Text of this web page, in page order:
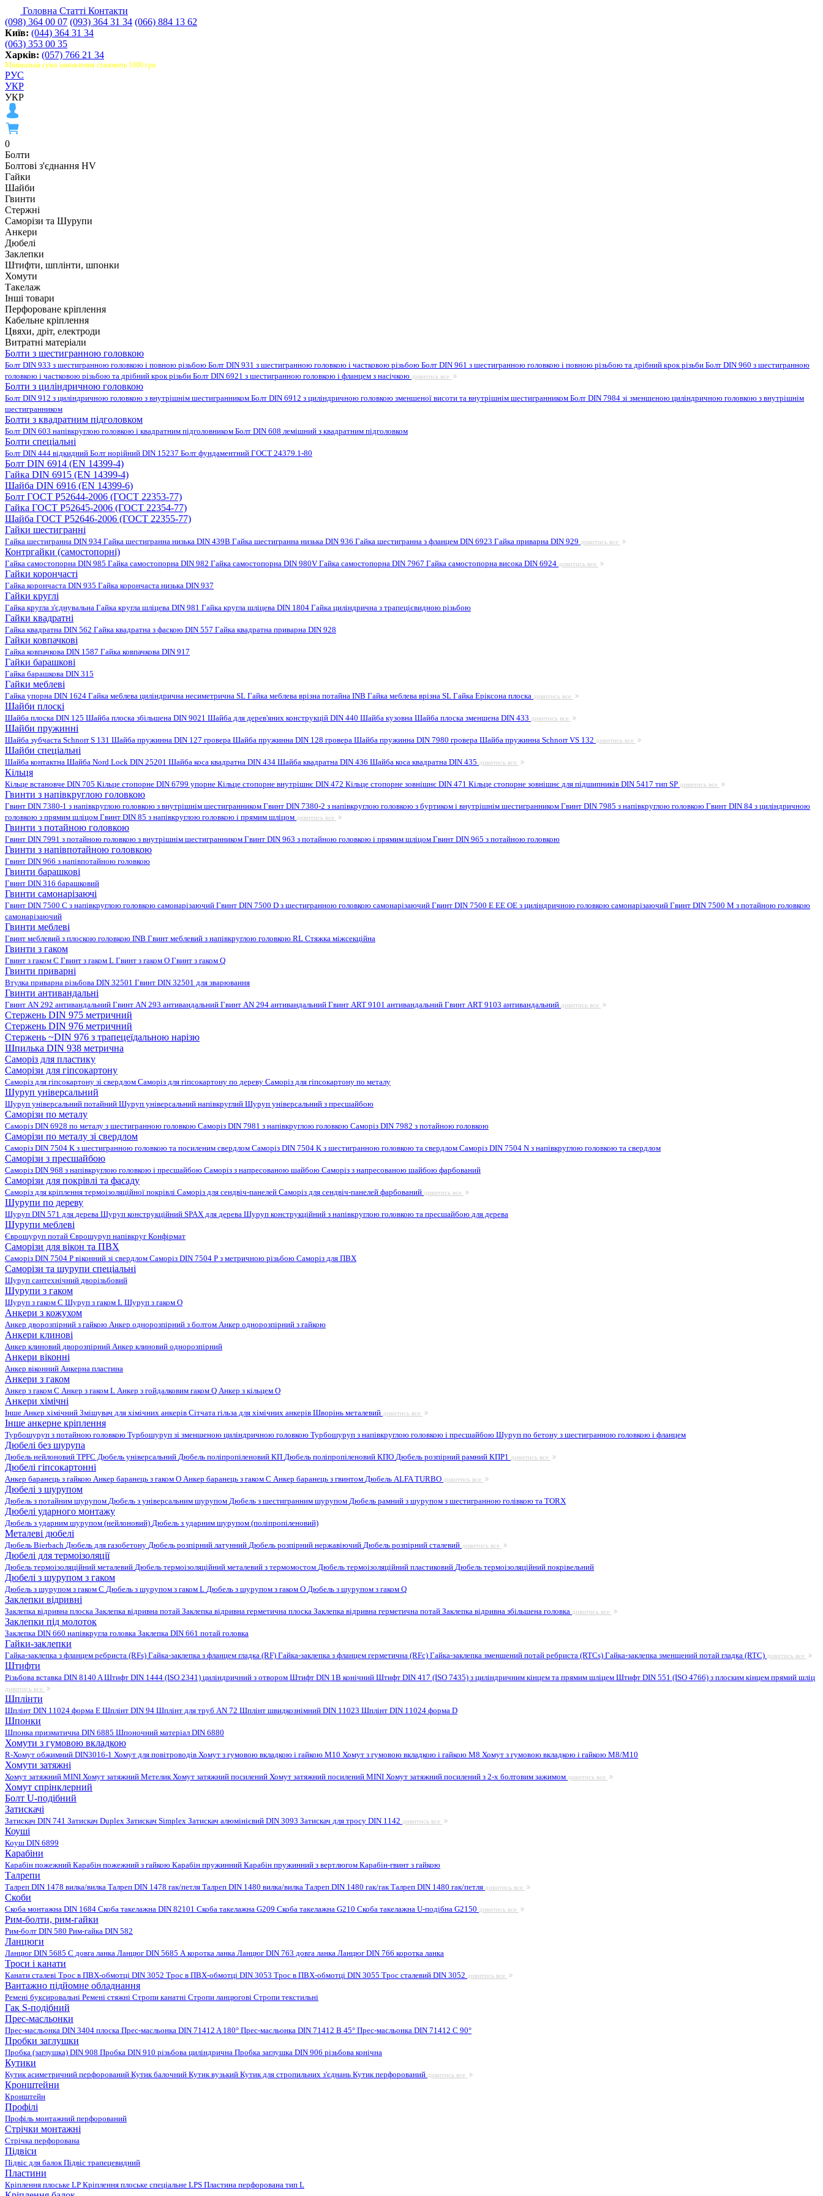
Головна Статті Контакти
(098) 364 00 07 (093) 364 31 34 (066) 884 13 62
Київ: (044) 364 31 34
(063) 353 00 35
Харків: (057) 766 21 34
Мінімальна сума замовлення становить 1000 грн
РУС
УКР
УКР
0
Болти
Болтові з'єднання HV
Гайки
Шайби
Гвинти
Стержні
Саморізи та Шурупи
Анкери
Дюбелі
Заклепки
Штифти, шплінти, шпонки
Хомути
Такелаж
Інші товари
Перфороване кріплення
Кабельне кріплення
Цвяхи, дріт, електроди
Витратні матеріали
Болти з шестигранною головкою
Болт DIN 933 з шестигранною головкою і повною різьбою Болт DIN 931 з шестигранною головкою і частковою різьбою Болт DIN 961 з шестигранною головкою і повною різьбою та дрібний крок різьби Болт DIN 960 з шестигранною
головкою і частковою різьбою та дрібний крок різьби Болт DIN 6921 з шестигранною головкою і фланцем з насічкою дивитись все
Болти з циліндричною головкою
Болт DIN 912 з циліндричною головкою з внутрішнім шестигранником Болт DIN 6912 з циліндричною головкою зменшеної висоти та внутрішнім шестигранником Болт DIN 7984 зі зменшеною циліндричною головкою з внутрішнім
шестигранником
Болти з квадратним підголовком
Болт DIN 603 напівкруглою головкою і квадратним підголовником Болт DIN 608 лемішний з квадратним підголовком
Болти спеціальні
Болт DIN 444 відкидний Болт норійний DIN 15237 Болт фундаментний ГОСТ 24379.1-80
Болт DIN 6914 (EN 14399-4)
Гайка DIN 6915 (EN 14399-4)
Шайба DIN 6916 (EN 14399-6)
Болт ГОСТ Р52644-2006 (ГОСТ 22353-77)
Гайка ГОСТ Р52645-2006 (ГОСТ 22354-77)
Шайба ГОСТ Р52646-2006 (ГОСТ 22355-77)
Гайки шестигранні
Гайка шестигранна DIN 934 Гайка шестигранна низька DIN 439B Гайка шестигранна низька DIN 936 Гайка шестигранна з фланцем DIN 6923 Гайка приварна DIN 929 дивитись все
Контргайки (самостопорні)
Гайка самостопорна DIN 985 Гайка самостопорна DIN 982 Гайка самостопорна DIN 980V Гайка самостопорна DIN 7967 Гайка самостопорна висока DIN 6924 дивитись все
Гайки корончасті
Гайка корончаста DIN 935 Гайка корончаста низька DIN 937
Гайки круглі
Гайка кругла з'єднувальна Гайка кругла шліцева DIN 981 Гайка кругла шліцева DIN 1804 Гайка циліндрична з трапецієвидною різьбою
Гайки квадратні
Гайка квадратна DIN 562 Гайка квадратна з фаскою DIN 557 Гайка квадратна приварна DIN 928
Гайки ковпачкові
Гайка ковпачкова DIN 1587 Гайка ковпачкова DIN 917
Гайки барашкові
Гайка барашкова DIN 315
Гайки меблеві
Гайка упорна DIN 1624 Гайка меблева циліндрична несиметрична SL Гайка меблева врізна потайна INB Гайка меблева врізна SL Гайка Еріксона плоска дивитись все
Шайби плоскі
Шайба плоска DIN 125 Шайба плоска збільшена DIN 9021 Шайба для дерев'яних конструкцій DIN 440 Шайба кузовна Шайба плоска зменшена DIN 433 дивитись все
Шайби пружинні
Шайба зубчаста Schnorr S 131 Шайба пружинна DIN 127 гровера Шайба пружинна DIN 128 гровера Шайба пружинна DIN 7980 гровера Шайба пружинна Schnorr VS 132 дивитись все
Шайби спеціальні
Шайба контактна Шайба Nord Lock DIN 25201 Шайба коса квадратна DIN 434 Шайба квадратна DIN 436 Шайба коса квадратна DIN 435 дивитись все
Кільця
Кільце встановче DIN 705 Кільце стопорне DIN 6799 упорне Кільце стопорне внутрішнє DIN 472 Кільце стопорне зовнішнє DIN 471 Кільце стопорне зовнішнє для підшипників DIN 5417 тип SP дивитись все
Гвинти з напівкруглою головкою
Гвинт DIN 7380-1 з напівкруглою головкою з внутрішнім шестигранником Гвинт DIN 7380-2 з напівкруглою головкою з буртиком і внутрішнім шестигранником Гвинт DIN 7985 з напівкруглою головкою Гвинт DIN 84 з циліндричною
головкою з прямим шліцом Гвинт DIN 85 з напівкруглою головкою і прямим шліцом дивитись все
Гвинти з потайною головкою
Гвинт DIN 7991 з потайною головкою з внутрішнім шестигранником Гвинт DIN 963 з потайною головкою і прямим шліцом Гвинт DIN 965 з потайною головкою
Гвинти з напівпотайною головкою
Гвинт DIN 966 з напівпотайною головкою
Гвинти барашкові
Гвинт DIN 316 барашковий
Гвинти самонарізаючі
Гвинт DIN 7500 C з напівкруглою головкою самонарізаючий Гвинт DIN 7500 D з шестигранною головкою самонарізаючий Гвинт DIN 7500 E EE OE з циліндричною головкою самонарізаючий Гвинт DIN 7500 M з потайною головкою
самонарізаючий
Гвинти меблеві
Гвинт меблевий з плоскою головкою INB Гвинт меблевий з напівкруглою головкою RL Стяжка міжсекційна
Гвинти з гаком
Гвинт з гаком C Гвинт з гаком L Гвинт з гаком O Гвинт з гаком Q
Гвинти приварні
Втулка приварна різьбова DIN 32501 Гвинт DIN 32501 для зварювання
Гвинти антивандальні
Гвинт AN 292 антивандальний Гвинт AN 293 антивандальний Гвинт AN 294 антивандальний Гвинт ART 9101 антивандальний Гвинт ART 9103 антивандальний дивитись все
Стержень DIN 975 метричний
Стержень DIN 976 метричний
Стержень ~DIN 976 з трапецеїдальною нарізю
Шпилька DIN 938 метрична
Саморіз для пластику
Саморізи для гіпсокартону
Саморіз для гіпсокартону зі свердлом Саморіз для гіпсокартону по дереву Саморіз для гіпсокартону по металу
Шуруп універсальний
Шуруп універсальний потайний Шуруп універсальний напівкруглий Шуруп універсальний з пресшайбою
Саморізи по металу
Саморіз DIN 6928 по металу з шестигранною головкою Саморіз DIN 7981 з напівкруглою головкою Саморіз DIN 7982 з потайною головкою
Саморізи по металу зі свердлом
Саморіз DIN 7504 K з шестигранною головкою та посиленим свердлом Саморіз DIN 7504 K з шестигранною головкою та свердлом Саморіз DIN 7504 N з напівкруглою головкою та свердлом
Саморізи з пресшайбою
Саморіз DIN 968 з напівкруглою головкою і пресшайбою Саморіз з напресованою шайбою Саморіз з напресованою шайбою фарбований
Саморізи для покрівлі та фасаду
Саморіз для кріплення термоізоляційної покрівлі Саморіз для сендвіч-панелей Саморіз для сендвіч-панелей фарбований дивитись все
Шурупи по дереву
Шуруп DIN 571 для дерева Шуруп конструкційний SPAX для дерева Шуруп конструкційний з напівкруглою головкою та пресшайбою для дерева
Шурупи меблеві
Єврошуруп потай Єврошуруп напівкруг Конфірмат
Саморізи для вікон та ПВХ
Саморіз DIN 7504 P віконний зі свердлом Саморіз DIN 7504 P з метричною різьбою Саморіз для ПВХ
Саморізи та шурупи спеціальні
Шуруп сантехнічний дворізьбовий
Шурупи з гаком
Шуруп з гаком C Шуруп з гаком L Шуруп з гаком O
Анкери з кожухом
Анкер дворозпірний з гайкою Анкер однорозпірний з болтом Анкер однорозпірний з гайкою
Анкери клинові
Анкер клиновий дворозпірний Анкер клиновий однорозпірний
Анкери віконні
Анкер віконний Анкерна пластина
Анкери з гаком
Анкер з гаком C Анкер з гаком L Анкер з гойдалковим гаком Q Анкер з кільцем O
Анкери хімічні
Інше Анкер хімічний Змішувач для хімічних анкерів Сітчата гільза для хімічних анкерів Шворінь металевий дивитись все
Інше анкерне кріплення
Турбошуруп з потайною головкою Турбошуруп зі зменшеною циліндричною головкою Турбошуруп з напівкруглою головкою і пресшайбою Шуруп по бетону з шестигранною головкою і фланцем
Дюбелі без шурупа
Дюбель нейлоновий TPFC Дюбель універсальний Дюбель поліпропіленовий КП Дюбель поліпропіленовий КПО Дюбель розпірний рамний КПР1 дивитись все
Дюбелі гіпсокартонні
Анкер баранець з гайкою Анкер баранець з гаком O Анкер баранець з гаком С Анкер баранець з гвинтом Дюбель ALFA TURBO дивитись все
Дюбелі з шурупом
Дюбель з потайним шурупом Дюбель з універсальним шурупом Дюбель з шестигранним шурупом Дюбель рамний з шурупом з шестигранною голівкою та TORX
Дюбелі ударного монтажу
Дюбель з ударним шурупом (нейлоновий) Дюбель з ударним шурупом (поліпропіленовий)
Металеві дюбелі
Дюбель Bierbach Дюбель для газобетону Дюбель розпірний латунний Дюбель розпірний нержавіючий Дюбель розпірний сталевий дивитись все
Дюбелі для термоізоляції
Дюбель термоізоляційний металевий Дюбель термоізоляційний металевий з термомостом Дюбель термоізоляційний пластиковий Дюбель термоізоляційний покрівельний
Дюбелі з шурупом з гаком
Дюбель з шурупом з гаком C Дюбель з шурупом з гаком L Дюбель з шурупом з гаком O Дюбель з шурупом з гаком Q
Заклепки відривні
Заклепка відривна плоска Заклепка відривна потай Заклепка відривна герметична плоска Заклепка відривна герметична потай Заклепка відривна збільшена головка дивитись все
Заклепки під молоток
Заклепка DIN 660 напівкругла головка Заклепка DIN 661 потай головка
Гайки-заклепки
Гайка-заклепка з фланцем ребриста (RFs) Гайка-заклепка з фланцем гладка (RF) Гайка-заклепка з фланцем герметична (RFc) Гайка-заклепка зменшений потай ребриста (RTCs) Гайка-заклепка зменшений потай гладка (RTC) дивитись все
Штифти
Різьбова вставка DIN 8140 AШтифт DIN 1444 (ISO 2341) циліндричний з отвором Штифт DIN 1B конічний Штифт DIN 417 (ISO 7435) з циліндричним кінцем та прямим шліцем Штифт DIN 551 (ISO 4766) з плоским кінцем прямий шліц
дивитись все
Шплінти
Шплінт DIN 11024 форма E Шплінт DIN 94 Шплінт для труб AN 72 Шплінт швидкознімний DIN 11023 Шплінт DIN 11024 форма D
Шпонки
Шпонка призматична DIN 6885 Шпоночний матеріал DIN 6880
Хомути з гумовою вкладкою
R-Хомут обжимний DIN3016-1 Хомут для повітроводів Хомут з гумовою вкладкою і гайкою M10 Хомут з гумовою вкладкою і гайкою M8 Хомут з гумовою вкладкою і гайкою М8/M10
Хомути затяжні
Хомут затяжний MINI Хомут затяжний МетеликХомут затяжний посилений Хомут затяжний посилений MINI Хомут затяжний посилений з 2-х болтовим зажимом дивитись все
Хомут спрінклерний
Болт U-подібний
Затискачі
Затискач DIN 741 Затискач Duplex Затискач Simplex Затискач алюмінієвий DIN 3093 Затискач для тросу DIN 1142 дивитись все
Коуші
Коуш DIN 6899
Карабіни
Карабін пожежний Карабін пожежний з гайкою Карабін пружинний Карабін пружинний з вертлюгом Карабін-гвинт з гайкою
Талрепи
Талреп DIN 1478 вилка/вилка Талреп DIN 1478 гак/петля Талреп DIN 1480 вилка/вилка Талреп DIN 1480 гак/гакТалреп DIN 1480 гак/петля дивитись все
Скоби
Скоба монтажна DIN 1684 Скоба такелажна DIN 82101 Скоба такелажна G209 Скоба такелажна G210 Скоба такелажна U-подібна G2150 дивитись все
Рим-болти, рим-гайки
Рим-болт DIN 580 Рим-гайка DIN 582
Ланцюги
Ланцюг DIN 5685 C довга ланка Ланцюг DIN 5685 А коротка ланка Ланцюг DIN 763 довга ланка Ланцюг DIN 766 коротка ланка
Троси і канати
Канати сталеві Трос в ПВХ-обмотці DIN 3052 Трос в ПВХ-обмотці DIN 3053 Трос в ПВХ-обмотці DIN 3055 Трос сталевий DIN 3052 дивитись все
Вантажно підйомне обладнання
Ремені буксировальні Ремені стяжні Стропи канатні Стропи ланцюгові Стропи текстильні
Гак S-подібний
Прес-масльонки
Прес-масльонка DIN 3404 плоска Прес-масльонка DIN 71412 A 180° Прес-масльонка DIN 71412 B 45° Прес-масльонка DIN 71412 C 90°
Пробки заглушки
Пробка (заглушка) DIN 908 Пробка DIN 910 різьбова циліндрична Пробка заглушка DIN 906 різьбова конічна
Кутики
Кутик асиметричний перфорований Кутик балочний Кутик вузький Кутик для стропильних з'єднань Кутик перфорований дивитись все
Кронштейни
Кронштейн
Профілі
Профіль монтажний перфорований
Стрічки монтажні
Стрічка перфорована
Підвіси
Підвіс для балокПідвіс трапецевидний
Пластини
Кріплення плоське LP Кріплення плоське спеціальне LPS Пластина перфорована тип L